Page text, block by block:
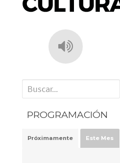
' . __('Search for:') . '
PROGRAMACIÓN
Próximamente Este Mes